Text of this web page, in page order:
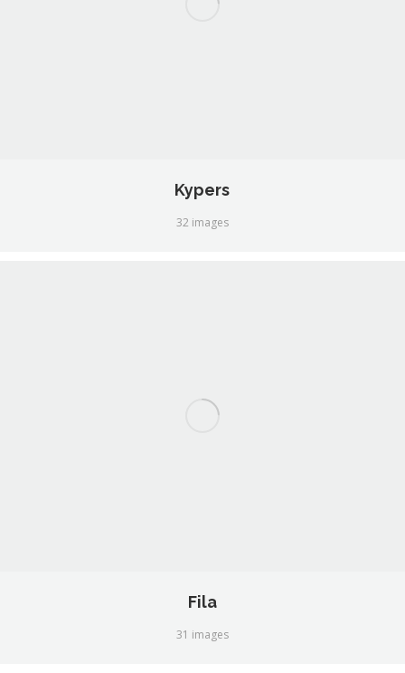
Kypers
32 images
Fila
31 images